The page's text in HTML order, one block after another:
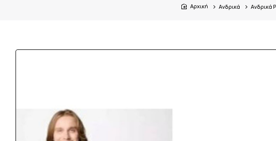
home
Ανδρικά Ανδρικά